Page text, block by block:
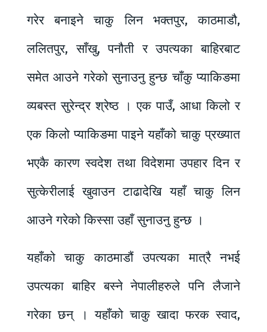
गरेर बनाइने चाकु लिन भक्तपुर, काठमाडौ,
ललितपुर, साँखु, पनौती र उपत्यका बाहिरबाट
समेत आउने गरेको सुनाउनु हुन्छ चाँकु प्याकिङमा
व्यबस्त सुरेन्द्र श्रेष्ठ । एक पाउँ, आधा किलो र
एक किलो प्याकिङमा पाइने यहाँको चाकु प्रख्यात
भएकै कारण स्वदेश तथा विदेशमा उपहार दिन र
सुत्केरीलाई खुवाउन टाढादेखि यहाँ चाकु लिन
आउने गरेको किस्सा उहाँ सुनाउनु हुन्छ ।
यहाँको चाकु काठमाडौं उपत्यका मात्रै नभई
उपत्यका बाहिर बस्ने नेपालीहरुले पनि लैजाने
गरेका छन् । यहाँको चाकु खादा फरक स्वाद,